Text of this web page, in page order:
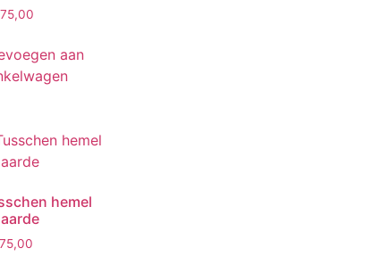
aan
hemel